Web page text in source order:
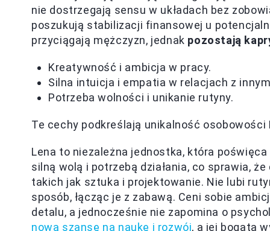
nie dostrzegają sensu w układach bez
poszukują stabilizacji finansowej u
przyciągają mężczyzn, jednak pozostają
Kreatywność i ambicja w pracy.
Silna intuicja i empatia w relacjach z
Potrzeba wolności i unikanie rutyny.
Te cechy podkreślają unikalność osobowości
Lena to niezależna jednostka, która
silną wolą i potrzebą działania, co sprawia,
takich jak sztuka i projektowanie. Nie lubi
sposób, łącząc je z zabawą. Ceni sobie
detalu, a jednocześnie nie zapomina o
nową szansę na naukę i rozwój, a jej bogata